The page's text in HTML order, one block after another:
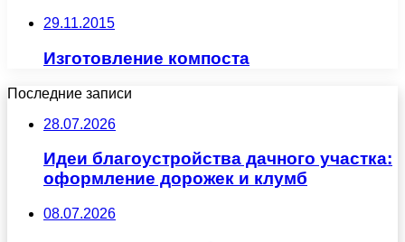
29.11.2015
Изготовление компоста
Последние записи
28.07.2026
Идеи благоустройства дачного участка:
оформление дорожек и клумб
08.07.2026